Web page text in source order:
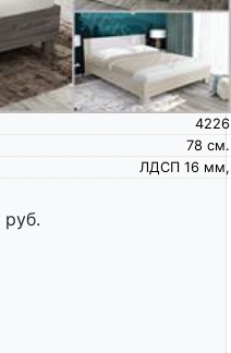
4226
см.
78
ЛДСП 16 мм,
руб.